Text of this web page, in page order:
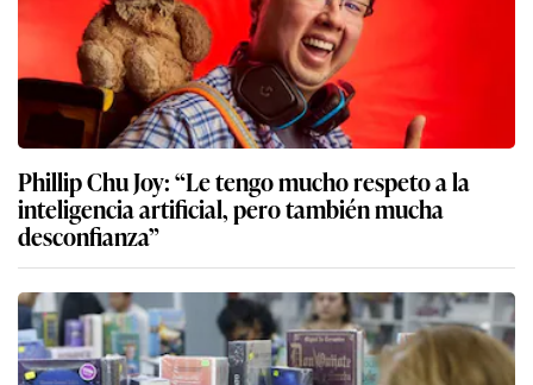
Phillip Chu Joy: “Le tengo mucho respeto a la
inteligencia artificial, pero también mucha
desconfianza”